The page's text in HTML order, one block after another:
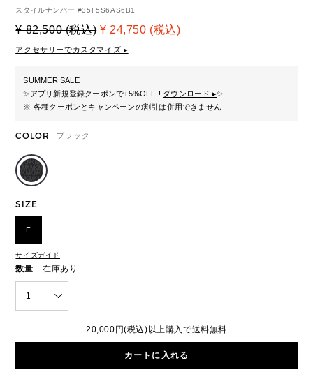
スタイルナンバー #35F5S6AS6B1
¥ 82,500 (税込) ¥ 24,750 (税込)
アクセサリーでカスタマイズ ▸
SUMMER SALE
✨アプリ新規登録クーポンで+5%OFF ! ダウンロード ▸✨
※ 各種クーポンとキャンペーンの割引は併用できません
COLOR ブラック
SIZE
F
サイズガイド
数量 在庫あり
1
20,000円(税込)以上購入で送料無料
カートに入れる